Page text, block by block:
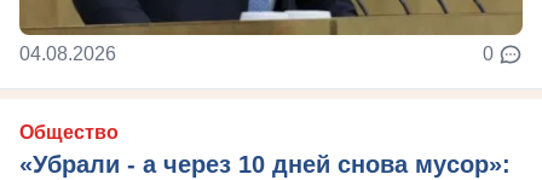
04.08.2026 0
Общество
«Убрали - а через 10 дней снова мусор»: